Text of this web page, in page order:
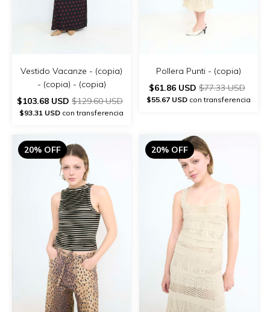
Vestido Vacanze - (copia)
- (copia) - (copia)
$103.68 USD $129.60 USD
$93.31 USD con transferencia
Pollera Punti - (copia)
$61.86 USD $77.33 USD
$55.67 USD con transferencia
20% OFF 20% OFF